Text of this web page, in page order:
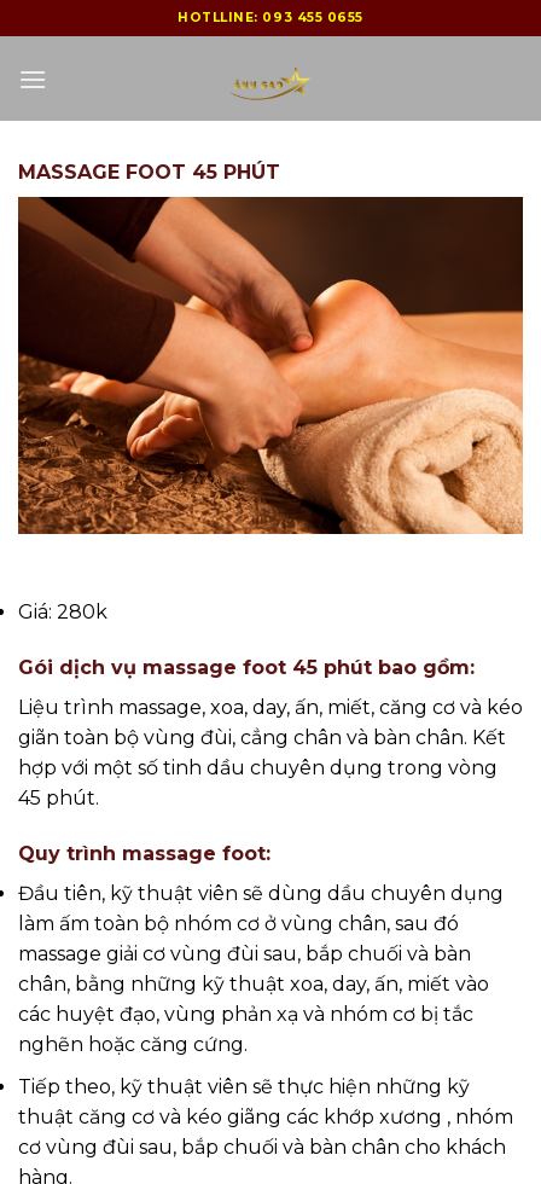
to
content
HOTLLINE: 093 455 0655
MASSAGE FOOT 45 PHÚT
Giá: 280k
Gói dịch vụ massage foot 45 phút bao gồm:
Liệu trình massage, xoa, day, ấn, miết, căng cơ và kéo
giãn toàn bộ vùng đùi, cẳng chân và bàn chân. Kết
hợp với một số tinh dầu chuyên dụng trong vòng
45 phút.
Quy trình massage foot:
Đầu tiên, kỹ thuật viên sẽ dùng dầu chuyên dụng
làm ấm toàn bộ nhóm cơ ở vùng chân, sau đó
massage giải cơ vùng đùi sau, bắp chuối và bàn
chân, bằng những kỹ thuật xoa, day, ấn, miết vào
các huyệt đạo, vùng phản xạ và nhóm cơ bị tắc
nghẽn hoặc căng cứng.
Tiếp theo, kỹ thuật viên sẽ thực hiện những kỹ
thuật căng cơ và kéo giãng các khớp xương , nhóm
cơ vùng đùi sau, bắp chuối và bàn chân cho khách
hàng.